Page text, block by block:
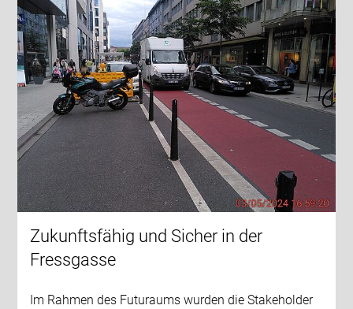
Zukunftsfähig und Sicher in der
Fressgasse
Im Rahmen des Futuraums wurden die Stakeholder